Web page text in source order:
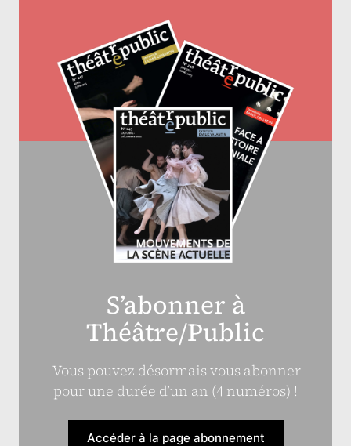
S’abonner à
Théâtre/Public
Vous pouvez désormais vous abonner
pour une durée d’un an (4 numéros) !
Accéder à la page abonnement